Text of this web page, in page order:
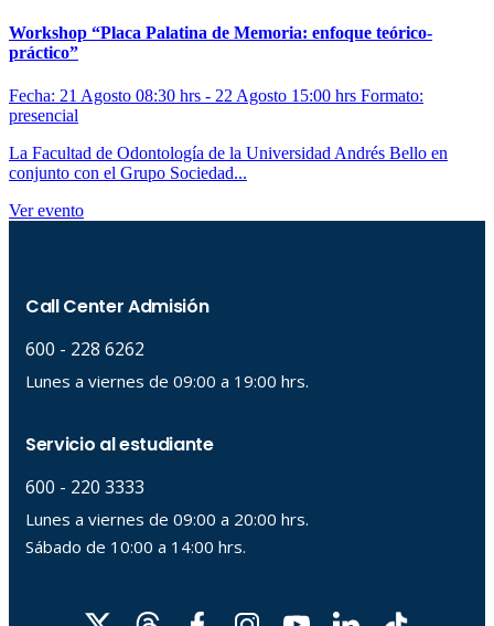
Workshop “Placa Palatina de Memoria: enfoque teórico-
práctico”
Fecha: 21 Agosto 08:30 hrs - 22 Agosto 15:00 hrs Formato:
presencial
La Facultad de Odontología de la Universidad Andrés Bello en
conjunto con el Grupo Sociedad...
Ver evento